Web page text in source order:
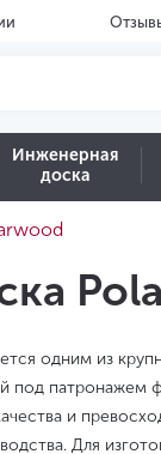
Инженерная
доска
одним из
под патронажем
и
Для